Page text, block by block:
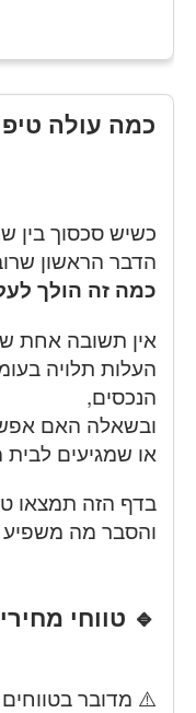
כמה עולה
כשיש סכסוך בין
הדבר הראשון
כמה זה הולך
אין תשובה אחת
העלות תלויה
הנכסים,
ובשאלה האם
או שמגיעים
בדף הזה תמצאו
והסבר מה
🔹 טווחי
⚠️ מדובר